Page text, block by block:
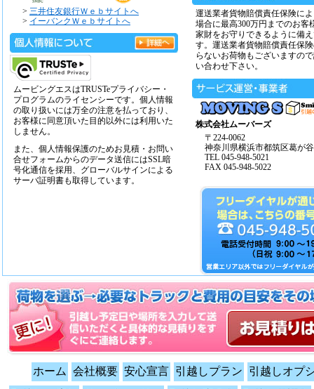
> 三井住友銀行Ｗｅｂサイトへ
> イーバンクＷｅｂサイトへ
ムービングエスはTRUSTeプライバシー・
プログラムのライセンシーです。個人情報
の取り扱いには万全の注意を払っており、
お客様に同意頂いた目的以外には利用いた
しません。
また、個人情報保護のためお見積・お問い
合せフォームからのデータ送信にはSSL暗
号化通信を採用、グローバルサインによる
サーバ証明書も取得しています。
運送業者貨物賠償責任保険に
場合に最高300万円までのお客
家財をお守りできるように備
す。運送業者貨物賠償責任保
らないお荷物もございますの
い合わせ下さい。
株式会社ムーバーズ
〒224-0062
神奈川県横浜市都筑区葛が
TEL 045-948-5021
FAX 045-948-5022
ホーム 会社概要 安心宣言 引越しプラン
引越しオプ